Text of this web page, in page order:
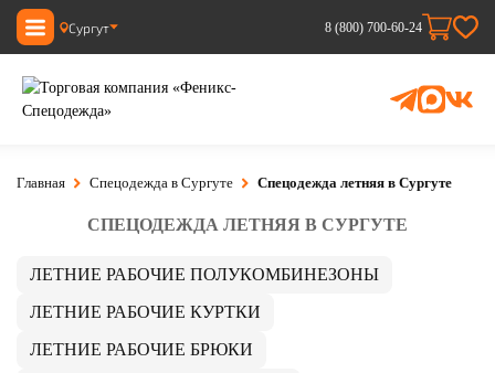
Сургут 8 (800) 700-60-24
Главная Спецодежда в Сургуте Спецодежда летняя в Сургуте
СПЕЦОДЕЖДА ЛЕТНЯЯ В СУРГУТЕ
ЛЕТНИЕ РАБОЧИЕ ПОЛУКОМБИНЕЗОНЫ
ЛЕТНИЕ РАБОЧИЕ КУРТКИ
ЛЕТНИЕ РАБОЧИЕ БРЮКИ